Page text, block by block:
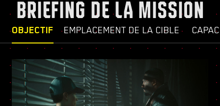
BRIEFING DE LA MISSION
OBJECTIF EMPLACEMENT DE LA CIBLE